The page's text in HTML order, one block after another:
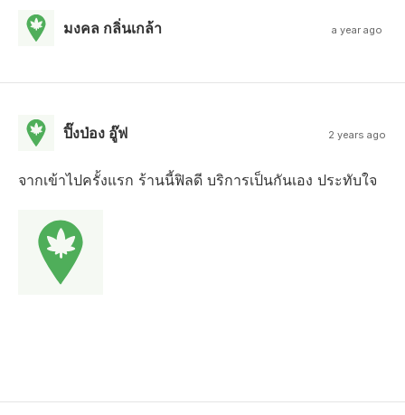
มงคล กลิ่นเกล้า a year ago
ปิ๊งป่อง อู๊ฟ 2 years ago
จากเข้าไปครั้งแรก ร้านนี้ฟิลดี บริการเป็นกันเอง ประทับใจ